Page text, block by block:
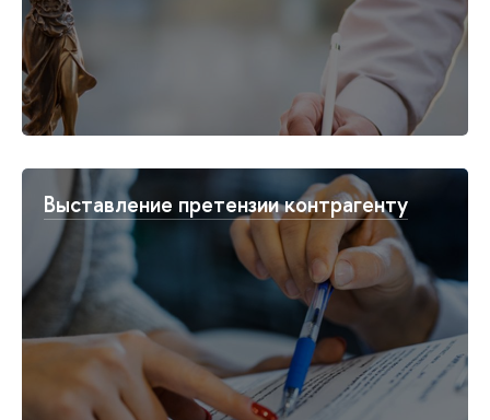
Выставление претензии контрагенту